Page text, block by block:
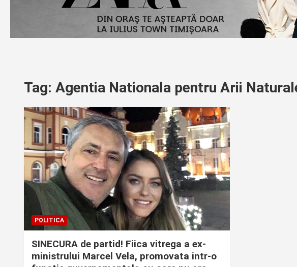
Tag: Agentia Nationala pentru Arii
POLITICA
SINECURA de partid! Fiica vitrega a ex-
ministrului Marcel Vela, promovata intr-o